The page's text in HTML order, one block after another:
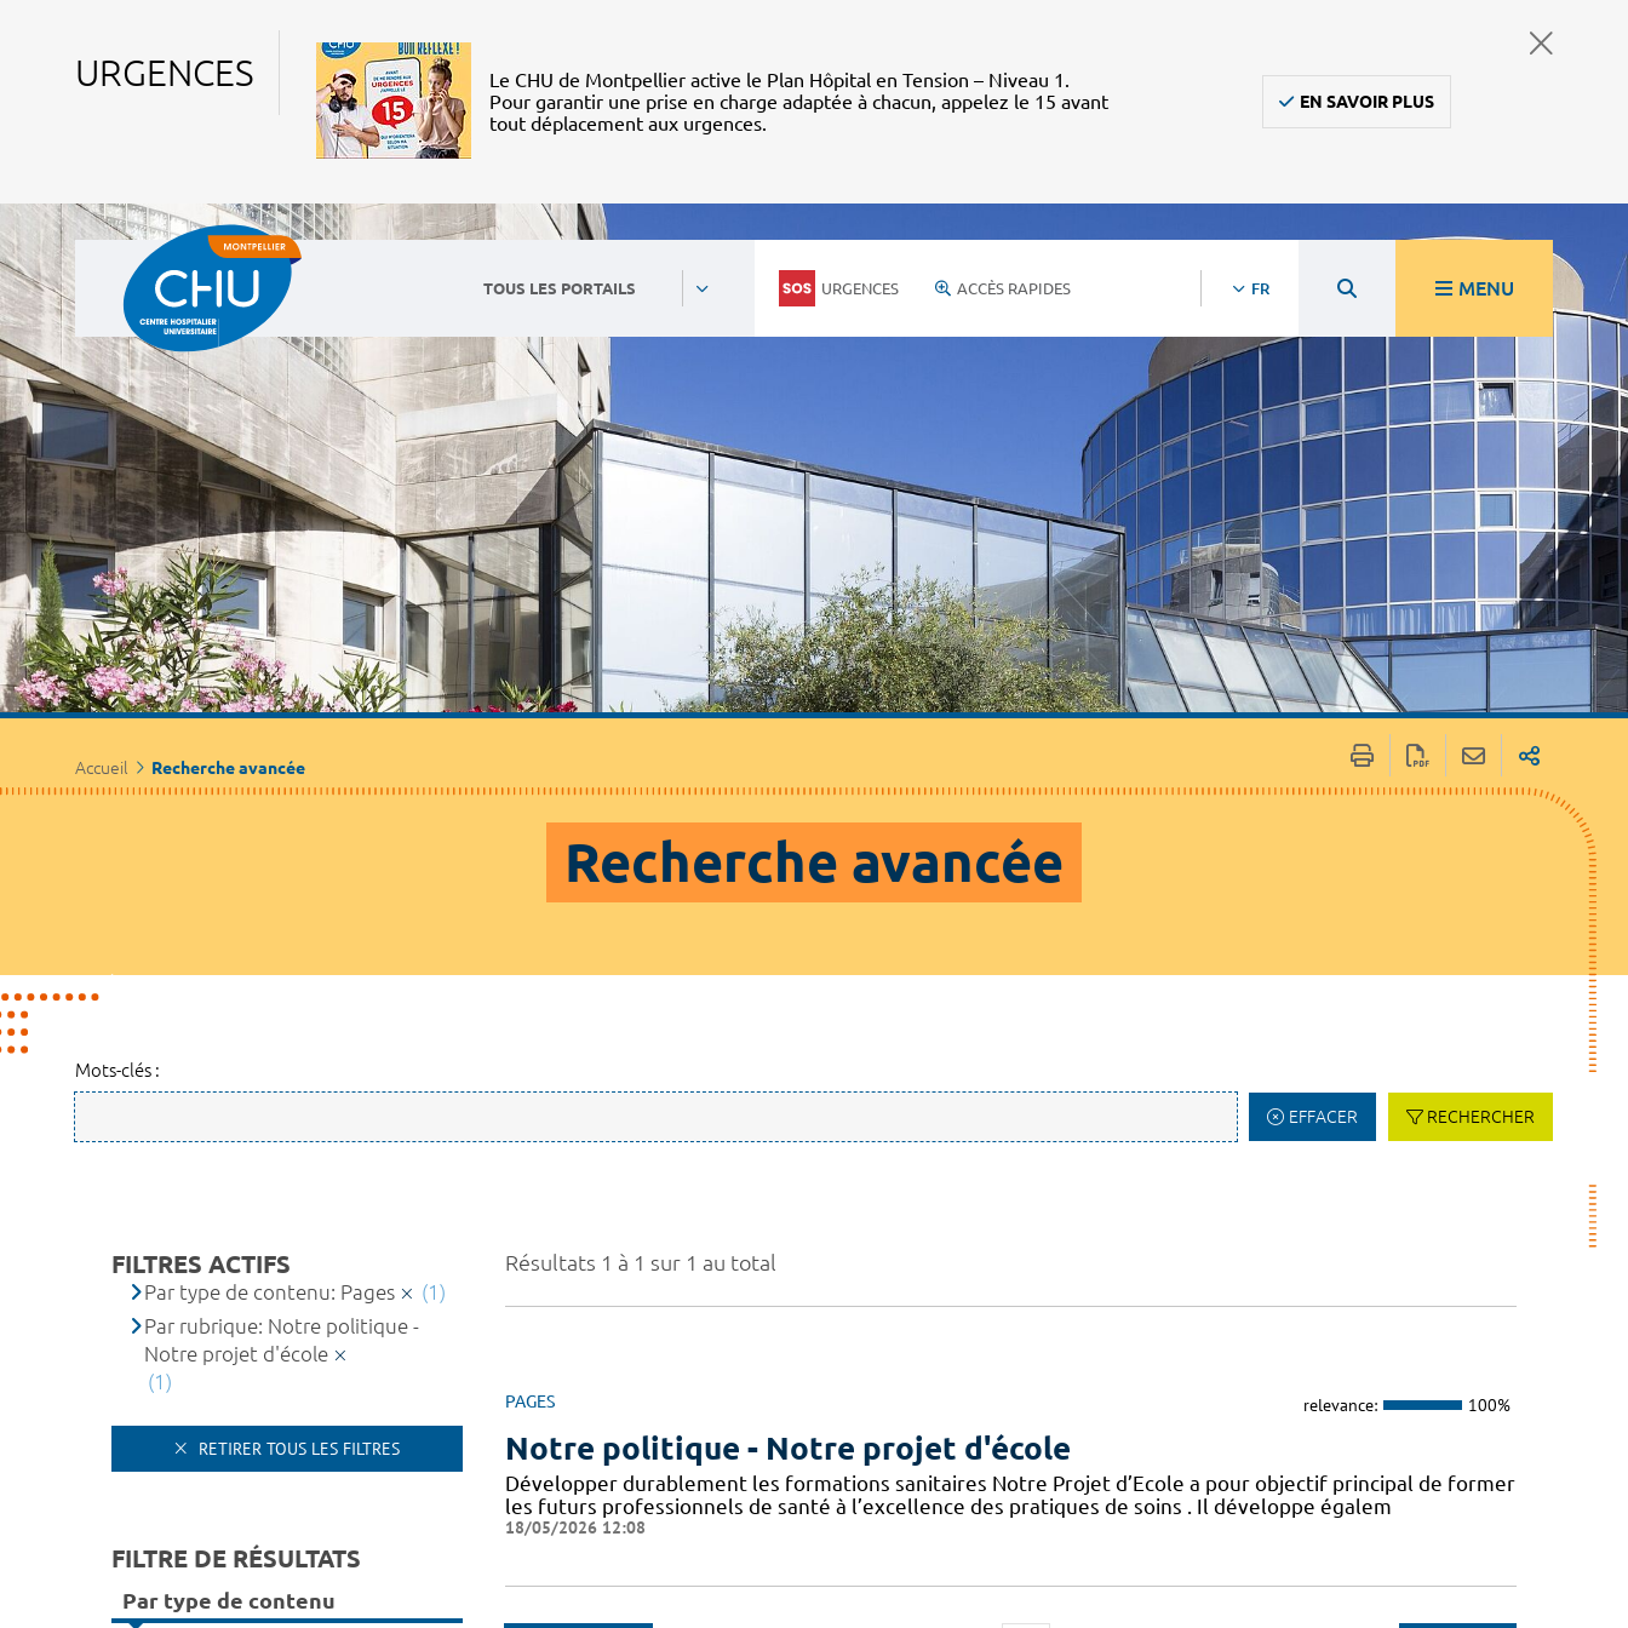
URGENCES
Le CHU de Montpellier active le Plan Hôpital en Tension – Niveau 1.
Pour garantir une prise en charge adaptée à chacun, appelez le 15 avant
tout déplacement aux urgences.
EN SAVOIR PLUS
TOUS LES PORTAILS URGENCES ACCÈS RAPIDES FR MENU
Accueil Recherche avancée
Recherche avancée
Mots-clés :
EFFACER RECHERCHER
Résultats 1 à 1 sur 1 au total
PAGES relevance: 100%
Notre politique - Notre projet d'école
Développer durablement les formations sanitaires Notre Projet d’Ecole a pour objectif principal de former
les futurs professionnels de santé à l’excellence des pratiques de soins . Il développe égalem
18/05/2026 12:08
FILTRES ACTIFS
Par type de contenu: Pages
(1)
Par rubrique: Notre politique -
Notre projet d'école
(1)
RETIRER TOUS LES FILTRES
FILTRE DE RÉSULTATS
Par type de contenu